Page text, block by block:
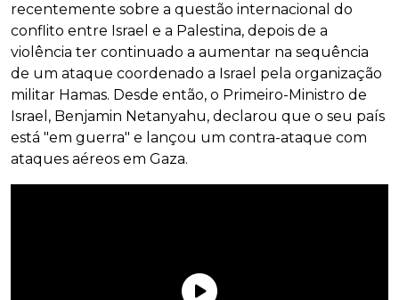
recentemente sobre a questão internacional do
conflito entre Israel e a Palestina, depois de a
violência ter continuado a aumentar na sequência
de um ataque coordenado a Israel pela organização
militar Hamas. Desde então, o Primeiro-Ministro de
Israel, Benjamin Netanyahu, declarou que o seu país
está "em guerra" e lançou um contra-ataque com
ataques aéreos em Gaza.